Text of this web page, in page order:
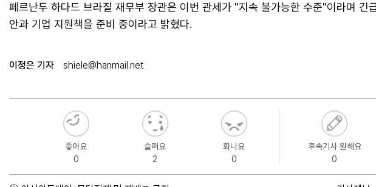
페르난두 하다드 브라질 재무부 장관은 이번 관세가 "지속 불가능한 수준"이라며 긴
안과 기업 지원책을 준비 중이라고 밝혔다.
이정은 기자 shiele@hanmail.net
좋아요
0
슬퍼요
2
화나요
0
후속기사 원해요
0